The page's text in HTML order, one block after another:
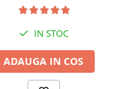
premium
IN STOC
ADAUGA IN COS